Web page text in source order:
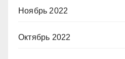
Ноябрь 2022
Октябрь 2022